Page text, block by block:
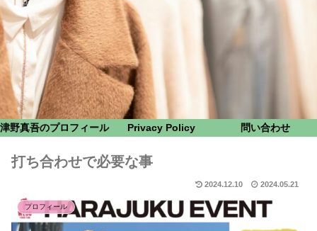
津野真吾のプロフィール Privacy Policy 問い合わせ
打ち合わせで必要な事
2024.12.10 2024.05.21
プロフィール